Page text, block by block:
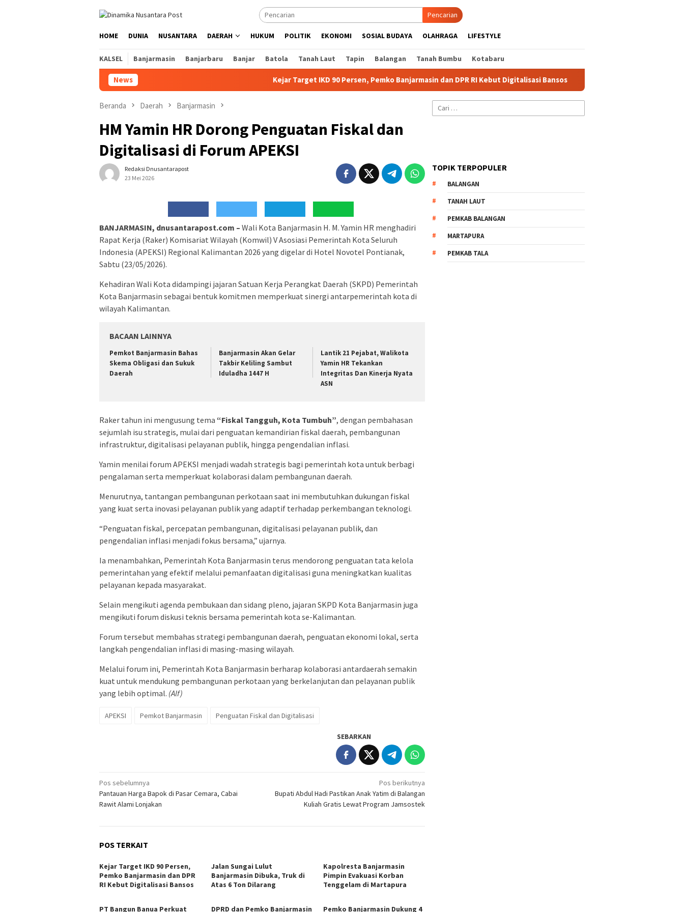
Pencarian
HOME DUNIA NUSANTARA DAERAH HUKUM POLITIK EKONOMI SOSIAL BUDAYA OLAHRAGA LIFESTYLE
KALSEL Banjarmasin Banjarbaru Banjar Batola Tanah Laut Tapin Balangan Tanah Bumbu Kotabaru
News Kejar Target IKD 90 Persen, Pemko Banjarmasin dan DPR RI Kebut Digitalisasi Bansos
Beranda Daerah Banjarmasin
HM Yamin HR Dorong Penguatan Fiskal dan
Digitalisasi di Forum APEKSI
Redaksi Dnusantarapost
23 Mei 2026
BANJARMASIN, dnusantarapost.com – Wali Kota Banjarmasin H. M. Yamin HR menghadiri
Rapat Kerja (Raker) Komisariat Wilayah (Komwil) V Asosiasi Pemerintah Kota Seluruh
Indonesia (APEKSI) Regional Kalimantan 2026 yang digelar di Hotel Novotel Pontianak,
Sabtu (23/05/2026).
Kehadiran Wali Kota didampingi jajaran Satuan Kerja Perangkat Daerah (SKPD) Pemerintah
Kota Banjarmasin sebagai bentuk komitmen memperkuat sinergi antarpemerintah kota di
wilayah Kalimantan.
BACAAN LAINNYA
Pemkot Banjarmasin Bahas
Skema Obligasi dan Sukuk
Daerah
Banjarmasin Akan Gelar
Takbir Keliling Sambut
Iduladha 1447 H
Lantik 21 Pejabat, Walikota
Yamin HR Tekankan
Integritas Dan Kinerja Nyata
ASN
Raker tahun ini mengusung tema “Fiskal Tangguh, Kota Tumbuh”, dengan pembahasan
sejumlah isu strategis, mulai dari penguatan kemandirian fiskal daerah, pembangunan
infrastruktur, digitalisasi pelayanan publik, hingga pengendalian inflasi.
Yamin menilai forum APEKSI menjadi wadah strategis bagi pemerintah kota untuk berbagi
pengalaman serta memperkuat kolaborasi dalam pembangunan daerah.
Menurutnya, tantangan pembangunan perkotaan saat ini membutuhkan dukungan fiskal
yang kuat serta inovasi pelayanan publik yang adaptif terhadap perkembangan teknologi.
“Penguatan fiskal, percepatan pembangunan, digitalisasi pelayanan publik, dan
pengendalian inflasi menjadi fokus bersama,” ujarnya.
Ia menambahkan, Pemerintah Kota Banjarmasin terus mendorong penguatan tata kelola
pemerintahan yang efektif melalui pemanfaatan digitalisasi guna meningkatkan kualitas
pelayanan kepada masyarakat.
Selain mengikuti agenda pembukaan dan sidang pleno, jajaran SKPD Kota Banjarmasin juga
mengikuti forum diskusi teknis bersama pemerintah kota se-Kalimantan.
Forum tersebut membahas strategi pembangunan daerah, penguatan ekonomi lokal, serta
langkah pengendalian inflasi di masing-masing wilayah.
Melalui forum ini, Pemerintah Kota Banjarmasin berharap kolaborasi antardaerah semakin
kuat untuk mendukung pembangunan perkotaan yang berkelanjutan dan pelayanan publik
yang lebih optimal. (Alf)
APEKSI Pemkot Banjarmasin Penguatan Fiskal dan Digitalisasi
SEBARKAN
Navigasi
pos
Pos sebelumnya
Pantauan Harga Bapok di Pasar Cemara, Cabai
Rawit Alami Lonjakan
Pos berikutnya
Bupati Abdul Hadi Pastikan Anak Yatim di Balangan
Kuliah Gratis Lewat Program Jamsostek
POS TERKAIT
Kejar Target IKD 90 Persen,
Pemko Banjarmasin dan DPR
RI Kebut Digitalisasi Bansos
Jalan Sungai Lulut
Banjarmasin Dibuka, Truk di
Atas 6 Ton Dilarang
Kapolresta Banjarmasin
Pimpin Evakuasi Korban
Tenggelam di Martapura
PT Bangun Banua Perkuat DPRD dan Pemko Banjarmasin Pemko Banjarmasin Dukung 4
Cari
untuk:
TOPIK TERPOPULER
BALANGAN
TANAH LAUT
PEMKAB BALANGAN
MARTAPURA
PEMKAB TALA